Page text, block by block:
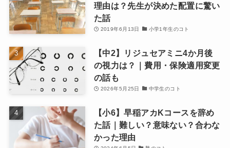
理由は？先生が決めた配置に驚い
た話
2019年6月13日 小学1年生のコト
【中2】リジュセアミニ4か月後
の視力は？｜費用・保険適用変更
の話も
2026年5月25日 中学生のコト
【小6】早稲アカKコースを辞め
た話｜難しい？意味ない？合わな
かった理由